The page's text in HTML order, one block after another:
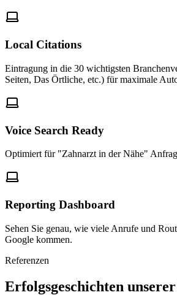
Local Citations
Eintragung in die 30 wichtigsten
Seiten, Das Örtliche, etc.) für maximale
Voice Search Ready
Optimiert für "Zahnarzt in der Nähe"
Reporting Dashboard
Sehen Sie genau, wie viele Anrufe und
Google kommen.
Referenzen
Erfolgsgeschichten